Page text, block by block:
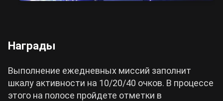
Награды
Выполнение ежедневных миссий заполнит
шкалу активности на 10/20/40 очков. В процессе
этого на полосе пройдете отметки в